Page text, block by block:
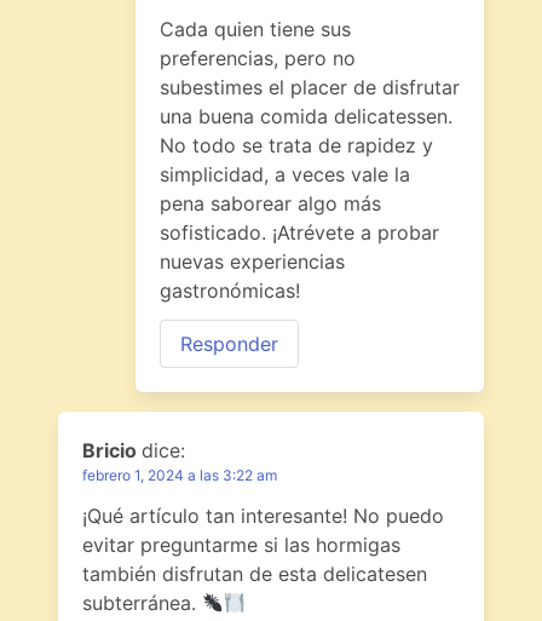
Cada quien tiene sus
preferencias, pero no
subestimes el placer de disfrutar
una buena comida delicatessen.
No todo se trata de rapidez y
simplicidad, a veces vale la
pena saborear algo más
sofisticado. ¡Atrévete a probar
nuevas experiencias
gastronómicas!
Responder
Bricio dice:
febrero 1, 2024 a las 3:22 am
¡Qué artículo tan interesante! No puedo
evitar preguntarme si las hormigas
también disfrutan de esta delicatesen
subterránea.